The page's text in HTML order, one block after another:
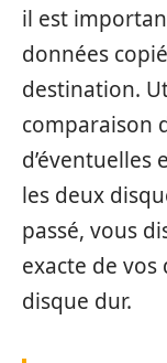
il est
données
destination.
comparaison
les deux
passé, vous
exacte de
disque dur.